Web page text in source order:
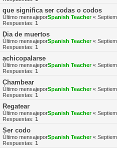
que significa ser codas o codos
Último mensajeporSpanish Teacher«
Respuestas: 1
Dia de muertos
Último mensajeporSpanish Teacher«
Respuestas: 1
achicopalarse
Último mensajeporSpanish Teacher«
Respuestas: 1
Chambear
Último mensajeporSpanish Teacher«
Respuestas: 1
Regatear
Último mensajeporSpanish Teacher«
Respuestas: 1
Ser codo
Último mensajeporSpanish Teacher«
Respuestas: 1